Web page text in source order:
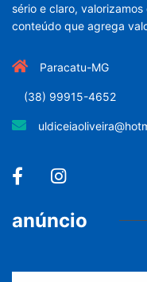
sério e claro,
conteúdo que agrega
Paracatu-MG
(38) 99915-4652
anúncio